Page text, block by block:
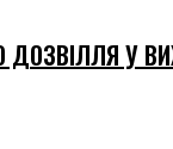
ДОЗВІЛЛЯ У